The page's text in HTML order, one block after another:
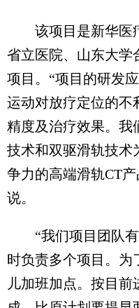
该项目是新华医
省立医院、山东大学
项目。“项目的研发
运动对放疗定位的不
精度及治疗效果。我
技术和双驱滑轨技术
争力的高端滑轨CT
说。
“我们项目团队有
时负责多个项目。为
儿加班加点。按目